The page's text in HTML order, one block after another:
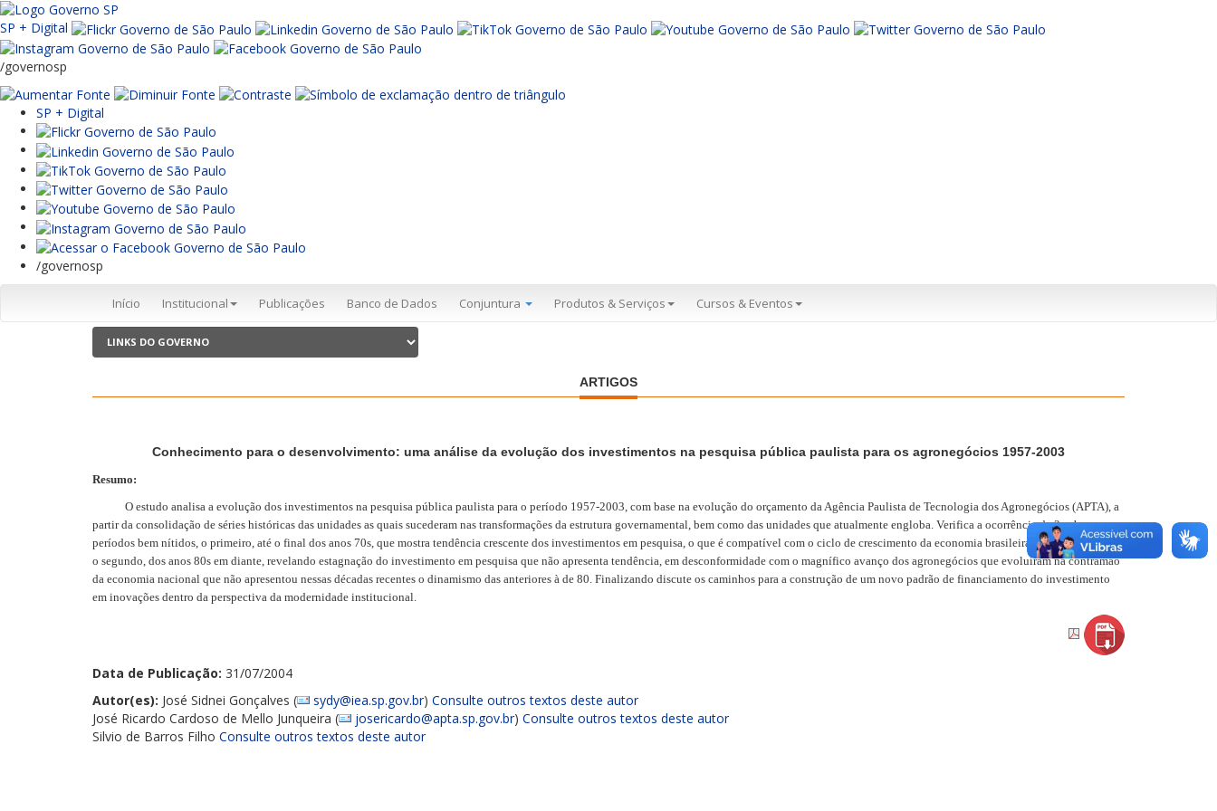
SP + Digital
/governosp
SP + Digital
/governosp
Início Institucional Publicações Banco de Dados Conjuntura Produtos & Serviços Cursos & Eventos
ARTIGOS
Conhecimento para o desenvolvimento: uma análise da evolução dos investimentos na pesquisa pública paulista para os agronegócios 1957-2003
Resumo:
O estudo analisa a evolução dos investimentos na pesquisa pública paulista para o período 1957-2003, com base na evolução do orçamento da Agência Paulista de Tecnologia dos Agronegócios (APTA), a
partir da consolidação de séries históricas das unidades as quais sucederam nas transformações da estrutura governamental, bem como das unidades que atualmente engloba. Verifica a ocorrência de 2 sub-
períodos bem nítidos, o primeiro, até o final dos anos 70s, que mostra tendência crescente dos investimentos em pesquisa, o que é compatível com o ciclo de crescimento da economia brasileira a taxas elevadas, e
o segundo, dos anos 80s em diante, revelando estagnação do investimento em pesquisa que não apresenta tendência, em desconformidade com o magnífico avanço dos agronegócios que evoluíram na contramão
da economia nacional que não apresentou nessas décadas recentes o dinamismo das anteriores à de 80. Finalizando discute os caminhos para a construção de um novo padrão de financiamento do investimento
em inovações dentro da perspectiva da modernidade institucional.
Data de Publicação: 31/07/2004
Autor(es): José Sidnei Gonçalves ( sydy@iea.sp.gov.br) Consulte outros textos deste autor
José Ricardo Cardoso de Mello Junqueira (
josericardo@apta.sp.gov.br) Consulte outros textos deste autor
Silvio de Barros Filho Consulte outros textos deste autor